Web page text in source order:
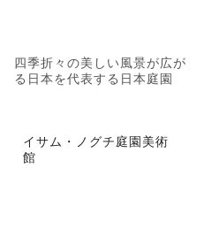
四季折々の美しい風景が広が
る日本を代表する日本庭園
イサム・ノグチ庭園美術
館